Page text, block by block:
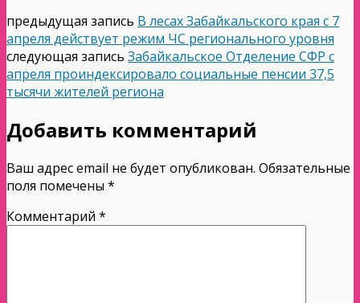
предыдущая запись В лесах Забайкальского края с 7
апреля действует режим ЧС регионального уровня
следующая запись Забайкальское Отделение СФР с
апреля проиндексировало социальные пенсии 37,5
тысячи жителей региона
Добавить комментарий
Ваш адрес email не будет опубликован. Обязательные
поля помечены *
Комментарий *